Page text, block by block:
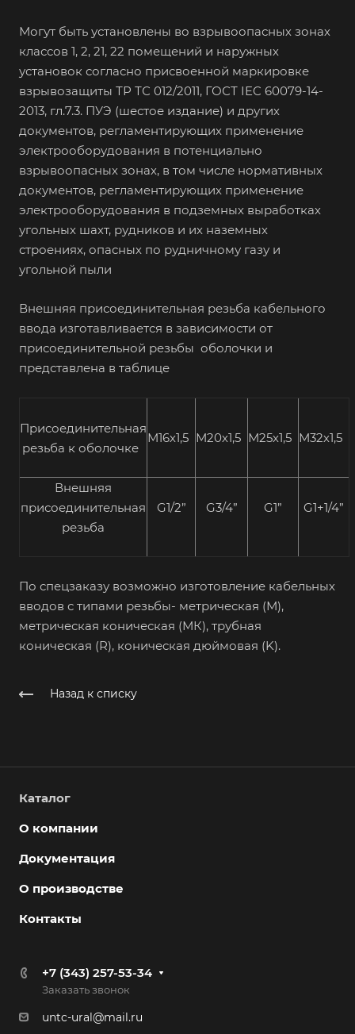
Могут быть установлены во взрывоопасных зонах
классов 1, 2, 21, 22 помещений и наружных
установок согласно присвоенной маркировке
взрывозащиты ТР ТС 012/2011, ГОСТ IEC 60079-14-
2013, гл.7.3. ПУЭ (шестое издание) и других
документов, регламентирующих применение
электрооборудования в потенциально
взрывоопасных зонах, в том числе нормативных
документов, регламентирующих применение
электрооборудования в подземных выработках
угольных шахт, рудников и их наземных
строениях, опасных по рудничному газу и
угольной пыли
Внешняя присоединительная резьба кабельного
ввода изготавливается в зависимости от
присоединительной резьбы оболочки и
представлена в таблице
Присоединительная
резьба к оболочке
М16х1,5 М20х1,5 М25х1,5 М32х1,5
Внешняя
присоединительная
резьба
G1/2” G3/4” G1” G1+1/4”
По спецзаказу возможно изготовление кабельных
вводов с типами резьбы- метрическая (М),
метрическая коническая (МК), трубная
коническая (R), коническая дюймовая (K).
Назад к списку
Каталог
О компании
Документация
О производстве
Контакты
+7 (343) 257-53-34
Заказать звонок
untc-ural@mail.ru